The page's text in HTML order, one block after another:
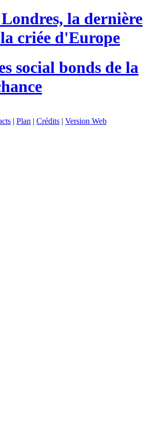
la dernière
criée d'Europe
social bonds de la
| Plan | Crédits | Version Web